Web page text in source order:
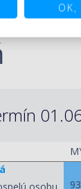
ZA DŇOM
OK,